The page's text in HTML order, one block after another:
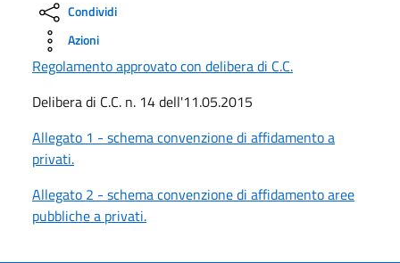
Condividi
Azioni
Regolamento approvato con delibera di C.C.
Delibera di C.C. n. 14 dell'11.05.2015
Allegato 1 - schema convenzione di affidamento a
privati.
Allegato 2 - schema convenzione di affidamento aree
pubbliche a privati.